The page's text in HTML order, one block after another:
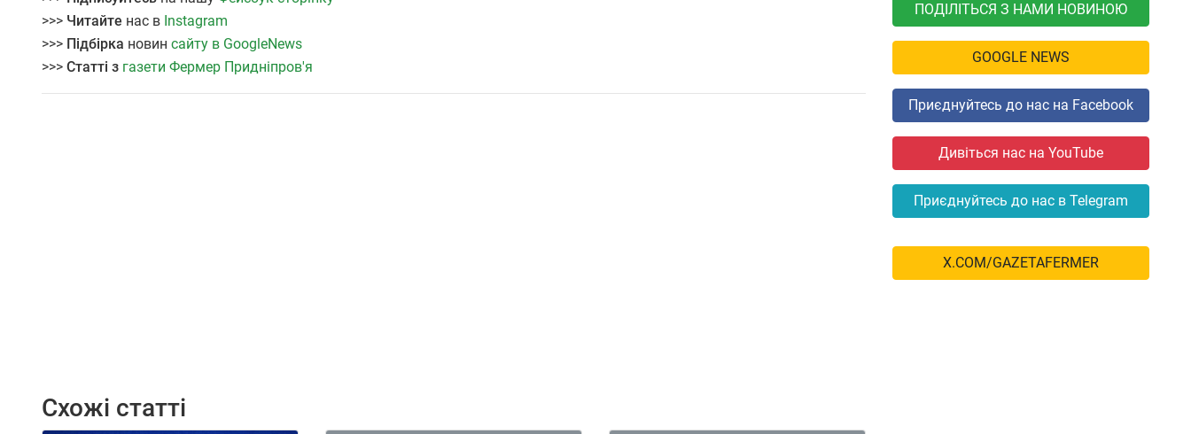
>>> Читайте нас в Instagram
>>> Підбірка новин сайту в GoogleNews
>>> Статті з газети Фермер Придніпров'я
Схожі статті
ПОДІЛІТЬСЯ З НАМИ НОВИНОЮ
GOOGLE NEWS
Приєднуйтесь до нас на Facebook
Дивіться нас на YouTube
Приєднуйтесь до нас в Telegram
X.COM/GAZETAFERMER